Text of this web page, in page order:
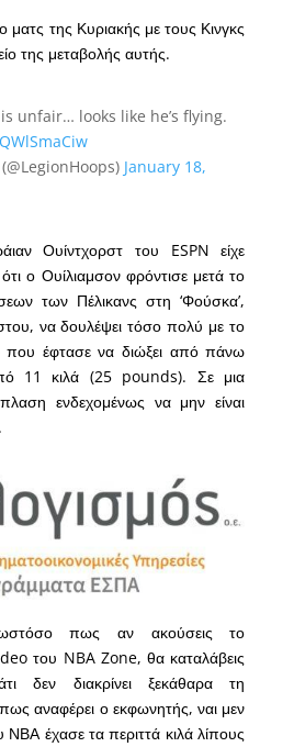
ματς της Κυριακής με τους Κινγκς
της μεταβολής αυτής.
unfair… looks like he’s flying.
January 18,
Ουίντχορστ του ESPN είχε
ο Ουίλιαμσον φρόντισε μετά το
των Πέλικανς στη ‘Φούσκα’,
να δουλέψει τόσο πολύ με το
έφτασε να διώξει από πάνω
11 κιλά (25 pounds). Σε μια
ενδεχομένως να μην είναι
πως αν ακούσεις το
του NBA Zone, θα καταλάβεις
δεν διακρίνει ξεκάθαρα τη
αναφέρει ο εκφωνητής, ναι μεν
έχασε τα περιττά κιλά λίπους